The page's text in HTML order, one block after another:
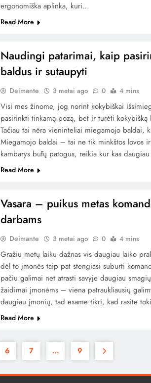
ergonomiška aplinka, kuri…
Read More
Naudingi patarimai, kaip
baldus ir sutaupyti
Deimante 3 metai ago 0 4 mins
Visi mes žinome, jog norint kokybiškai
pasirinkti tinkamą pozą, bet ir turėti
Tačiau tai nėra vieninteliai miegamojo baldai,
Miegamojo baldai – tai ne tik minkštos lovos
kambarys būtų patogus, reikia kur kas
Read More
Vasara – puikus metas
darbams
Deimante 3 metai ago 0 4 mins
Gražiu metų laiku dažnas vis daugiau laiko
dėl to įmonės taip pat stengiasi suburti
pačiu galimai net atrasti savyje daugiau
žaidimai įmonėms – viena patraukliausių
daugiau įmonių, tad esame tikri, kad rasite
Read More
6 7 … 9